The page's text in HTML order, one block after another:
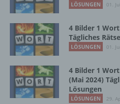
LÖSUNGEN 01.
4 Bilder 1
Tägliches
LÖSUNGEN 01.
4 Bilder 1
(Mai 2024)
Lösungen
LÖSUNGEN 29.
d) Einschränkung der
Einschränkung der
Markierung
personenbezogener
e) Profiling